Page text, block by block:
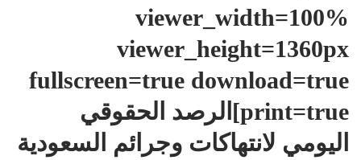
viewer_width=100%
viewer_height=1360px
fullscreen=true download=true
print=true]الرصد الحقوقي
اليومي لانتهاكات وجرائم السعودية